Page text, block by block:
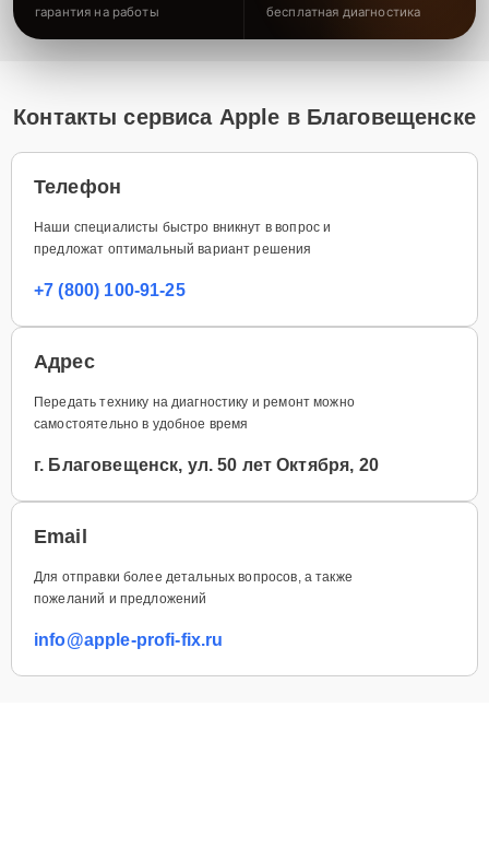
гарантия на работы бесплатная диагностика
Контакты сервиса Apple в Благовещенске
Телефон
Наши специалисты быстро вникнут в вопрос и
предложат оптимальный вариант решения
+7 (800) 100-91-25
Адрес
Передать технику на диагностику и ремонт можно
самостоятельно в удобное время
г. Благовещенск, ул. 50 лет Октября, 20
Email
Для отправки более детальных вопросов, а также
пожеланий и предложений
info@apple-profi-fix.ru